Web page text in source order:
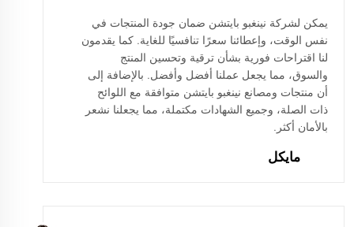
يمكن لشركة نينغبو بايتشن ضمان جودة المنتجات في
نفس الوقت، وإعطائنا سعرًا تنافسيًا للغاية. كما يقدمون
لنا اقتراحات فورية بشأن ترقية وتحسين المنتج
والسوق، مما يجعل عملنا أفضل وأفضل. بالإضافة إلى
أن منتجات ومصانع نينغبو بايتشن متوافقة مع اللوائح
ذات الصلة، وجميع الشهادات مكتملة، مما يجعلنا نشعر
بالأمان أكثر.
مايكل